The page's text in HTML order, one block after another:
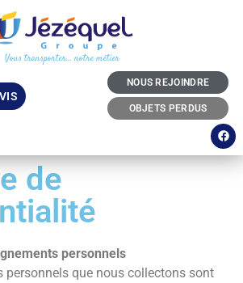
Vous transporter… notre métier
NOUS REJOINDRE
OBJETS PERDUS
de
personnels
personnels que nous collectons sont